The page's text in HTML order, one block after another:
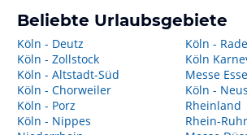
Beliebte Urlaubsgebiete
Köln - Deutz
Köln - Zollstock
Köln - Altstadt-Süd
Köln - Chorweiler
Köln - Porz
Köln - Nippes
Köln -
Köln
Messe
Köln -
Rheinland
Rhein-Ruhr